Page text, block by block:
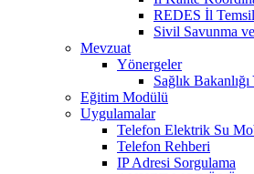
REDES İl
Sivil Savunma
Mevzuat
Yönergeler
Sağlık
Eğitim Modülü
Uygulamalar
Telefon Elektrik Su
Telefon Rehberi
IP Adresi Sorgulama